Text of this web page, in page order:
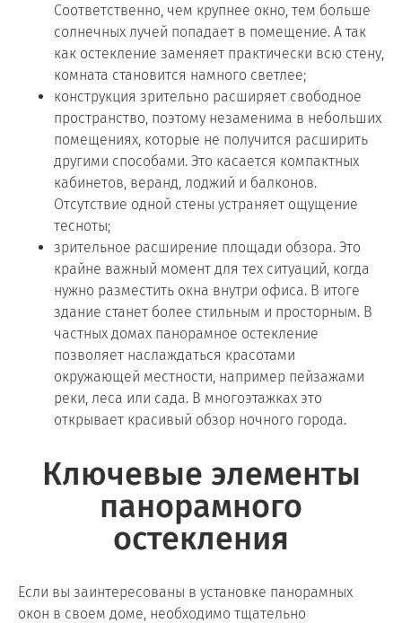
Соответственно, чем крупнее окно, тем больше
солнечных лучей попадает в помещение. А так
как остекление заменяет практически всю стену,
комната становится намного светлее;
конструкция зрительно расширяет свободное
пространство, поэтому незаменима в небольших
помещениях, которые не получится расширить
другими способами. Это касается компактных
кабинетов, веранд, лоджий и балконов.
Отсутствие одной стены устраняет ощущение
тесноты;
зрительное расширение площади обзора. Это
крайне важный момент для тех ситуаций, когда
нужно разместить окна внутри офиса. В итоге
здание станет более стильным и просторным. В
частных домах панорамное остекление
позволяет наслаждаться красотами
окружающей местности, например пейзажами
реки, леса или сада. В многоэтажках это
открывает красивый обзор ночного города.
Ключевые элементы
панорамного
остекления
Если вы заинтересованы в установке панорамных
окон в своем доме, необходимо тщательно